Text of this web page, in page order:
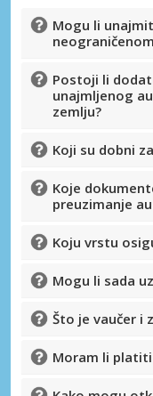
Posebni
dobavljača
Mogu li
Postoji li
unajmljenog
zemlju?
Koji su dobni
Koje
preuzimanje
Koju vrstu
Mogu li sada
Što je vaučer i
Moram li